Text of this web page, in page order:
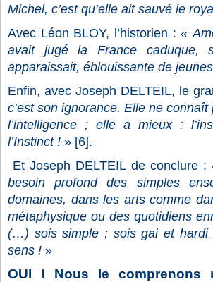
Michel, c’est qu’elle ait sauvé le
Avec Léon BLOY, l’historien :«
avait jugé la France caduque,
apparaissait, éblouissante de
Enfin, avec Joseph DELTEIL, le
c’est son ignorance. Elle ne
l’intelligence ; elle a mieux :
l’Instinct ! » [6].
Et Joseph DELTEIL de conclure :
besoin profond des simples
domaines, dans les arts comme
métaphysique ou des quotidiens
(…) sois simple ; sois gai et hardi
sens ! »
OUI ! Nous le comprenons